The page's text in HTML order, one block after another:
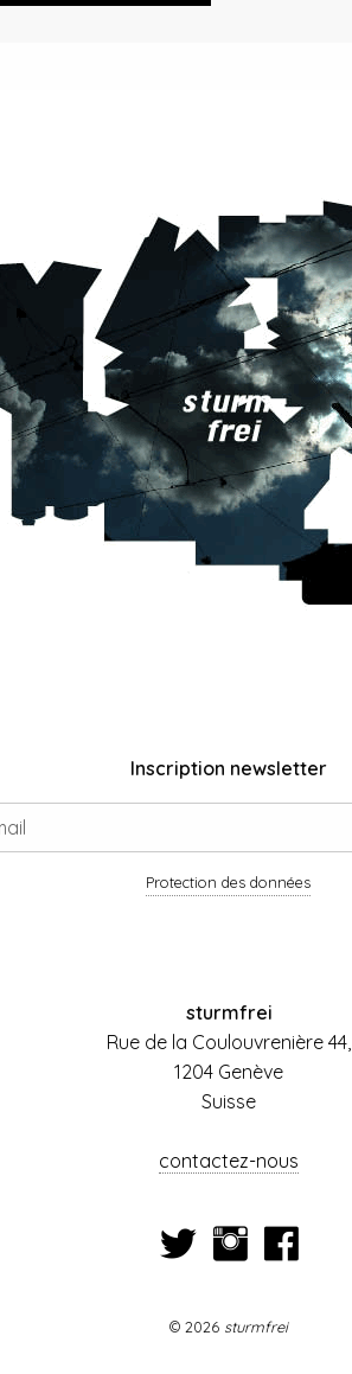
Inscription newsletter
Protection des données
sturmfrei
Rue de la Coulouvrenière 44,
1204 Genève
Suisse
contactez-nous
© 2026 sturmfrei